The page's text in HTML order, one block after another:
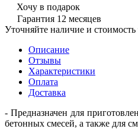
Хочу в подарок
Гарантия 12 месяцев
Уточняйте наличие и стоимость
Описание
Отзывы
Характеристики
Оплата
Доставка
- Предназначен для
бетонных смесей, а также для